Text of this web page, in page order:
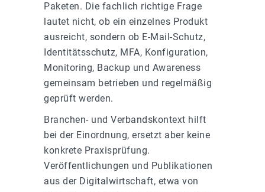
Paketen. Die fachlich richtige Frage
lautet nicht, ob ein einzelnes Produkt
ausreicht, sondern ob E-Mail-Schutz,
Identitätsschutz, MFA, Konfiguration,
Monitoring, Backup und Awareness
gemeinsam betrieben und regelmäßig
geprüft werden.
Branchen- und Verbandskontext hilft
bei der Einordnung, ersetzt aber keine
konkrete Praxisprüfung.
Veröffentlichungen und Publikationen
aus der Digitalwirtschaft, etwa von